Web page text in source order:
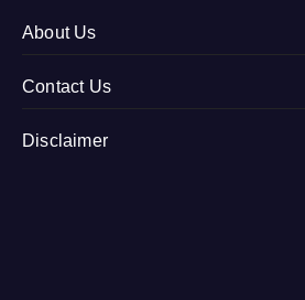
About Us
Contact Us
Disclaimer